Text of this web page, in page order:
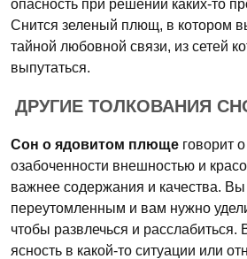
опасность при решении каких-то
Снится зеленый плющ, в котором
тайной любовной связи, из сетей
выпутаться.
ДРУГИЕ ТОЛКОВАНИЯ
Сон о ядовитом плюще говорит
озабоченности внешностью и
важнее содержания и качества. Вы
переутомленным и вам нужно
чтобы развлечься и расслабиться.
ясность в какой-то ситуации или